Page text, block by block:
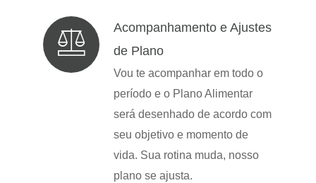
Acompanhamento e Ajustes
de Plano
Vou te acompanhar em todo o
período e o Plano Alimentar
será desenhado de acordo com
seu objetivo e momento de
vida. Sua rotina muda, nosso
plano se ajusta.